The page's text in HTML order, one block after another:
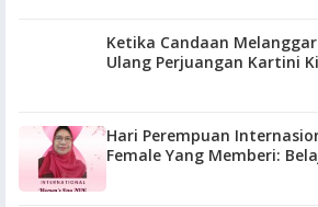
Ketika Candaan
Ulang Perjuangan Kartini
Hari Perempuan Internasional
Female Yang Memberi: